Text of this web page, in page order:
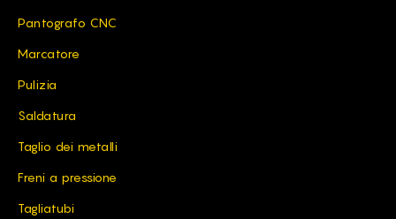
Pantografo CNC
Marcatore
Pulizia
Saldatura
Taglio dei metalli
Freni a pressione
Tagliatubi